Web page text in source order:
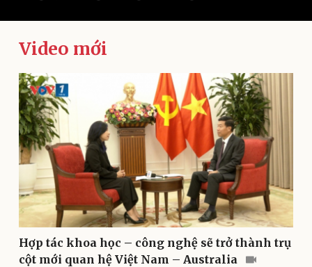
Cuộc sống đó đây
Hồ sơ
Video mới
Hợp tác khoa học – công nghệ sẽ trở thành trụ
cột mới quan hệ Việt Nam – Australia